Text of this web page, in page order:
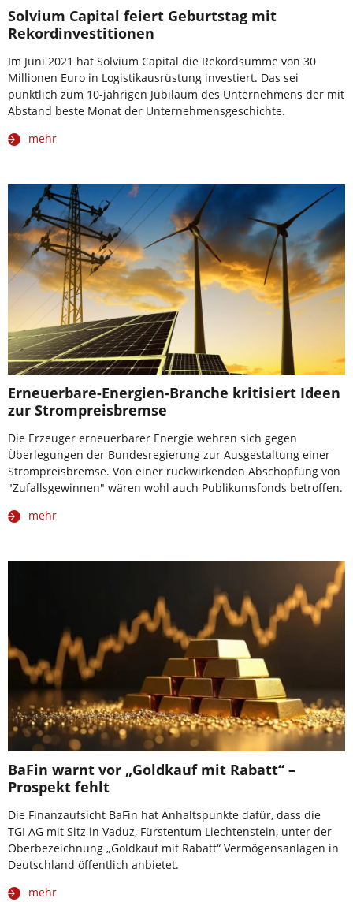
Solvium Capital feiert Geburtstag mit
Rekordinvestitionen
Im Juni 2021 hat Solvium Capital die Rekordsumme von 30
Millionen Euro in Logistikausrüstung investiert. Das sei
pünktlich zum 10-jährigen Jubiläum des Unternehmens der mit
Abstand beste Monat der Unternehmensgeschichte.
mehr
Erneuerbare-Energien-Branche kritisiert Ideen
zur Strompreisbremse
Die Erzeuger erneuerbarer Energie wehren sich gegen
Überlegungen der Bundesregierung zur Ausgestaltung einer
Strompreisbremse. Von einer rückwirkenden Abschöpfung von
"Zufallsgewinnen" wären wohl auch Publikumsfonds betroffen.
mehr
BaFin warnt vor „Goldkauf mit Rabatt“ –
Prospekt fehlt
Die Finanzaufsicht BaFin hat Anhaltspunkte dafür, dass die
TGI AG mit Sitz in Vaduz, Fürstentum Liechtenstein, unter der
Oberbezeichnung „Goldkauf mit Rabatt“ Vermögensanlagen in
Deutschland öffentlich anbietet.
mehr